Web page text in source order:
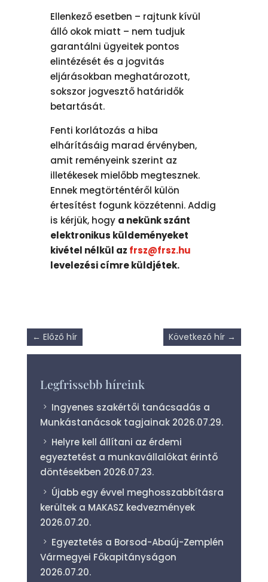
Ellenkező esetben – rajtunk kívül
álló okok miatt – nem tudjuk
garantálni ügyeitek pontos
elintézését és a jogvitás
eljárásokban meghatározott,
sokszor jogvesztő határidők
betartását.
Fenti korlátozás a hiba
elhárításáig marad érvényben,
amit reményeink szerint az
illetékesek mielőbb megtesznek.
Ennek megtörténtéről külön
értesítést fogunk közzétenni. Addig
is kérjük, hogy a nekünk szánt
elektronikus küldeményeket
kivétel nélkül az frsz@frsz.hu
levelezési címre küldjétek.
← Előző hír Következő hír →
Legfrissebb híreink
Ingyenes szakértői tanácsadás a
Munkástanácsok tagjainak 2026.07.29.
Helyre kell állítani az érdemi
egyeztetést a munkavállalókat érintő
döntésekben 2026.07.23.
Újabb egy évvel meghosszabbításra
kerültek a MAKASZ kedvezmények
2026.07.20.
Egyeztetés a Borsod-Abaúj-Zemplén
Vármegyei Főkapitányságon
2026.07.20.